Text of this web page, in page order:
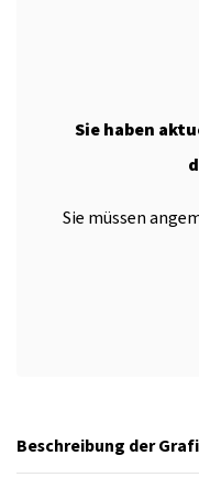
Sie haben
Sie müssen
Beschreibung der